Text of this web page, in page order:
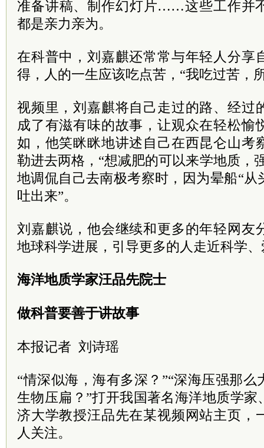
准备讲稿、制作幻灯片……这些工作并
都是亲力亲为。
在科普中，刘嘉麒还常常与年轻人分享
得，人的一生应该吃点苦，“我吃过苦，
视频里，刘嘉麒将自己走过的路、经过
成了有滋有味的故事，让观众在轻松愉
如，他笑眯眯地讲述自己在西昆仑山考
勒进去两格，“想减肥的可以来学地质，
地调侃自己去南极考察时，因为晕船“
吐出来”。
刘嘉麒说，他会继续和更多的年轻网友
地球科学进展，引导更多的人走近科学
海洋地质学家汪品先院士
做科普要善于讲故事
本报记者 刘诗瑶
“情深似海，海有多深？”“深海压强那
生物压扁？”打开我国著名海洋地质学
济大学教授汪品先在某视频网站主页，
人关注。